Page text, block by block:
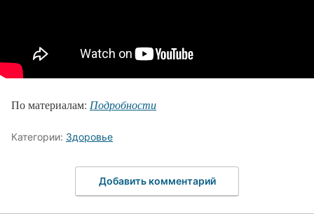
По материалам: Подробности
Категории: Здоровье
Добавить комментарий